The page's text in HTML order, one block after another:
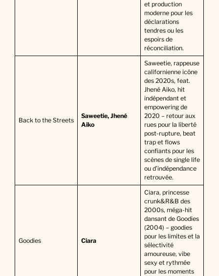
et production
moderne pour les
déclarations
tendres ou les
espoirs de
réconciliation.
Back to the Streets
Saweetie, Jhené
Aiko
Saweetie, rappeuse
californienne icône
des 2020s, feat.
Jhené Aiko, hit
indépendant et
empowering de
2020 – retour aux
rues pour la liberté
post-rupture, beat
trap et flows
confiants pour les
scènes de single life
ou d’indépendance
retrouvée.
Goodies Ciara
Ciara, princesse
crunk&R&B des
2000s, méga-hit
dansant de Goodies
(2004) – goodies
pour les limites et la
sélectivité
amoureuse, vibe
sexy et rythmée
pour les moments